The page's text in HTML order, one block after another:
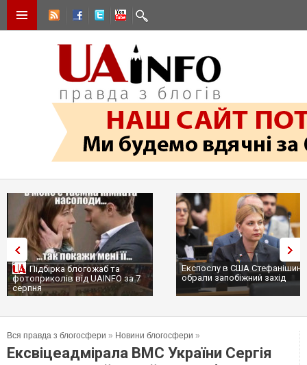
Підбірка блогожаб та
фотоприколів від UAINFO за 7
серпня
Експослу в США
обрали запобіжний захід
Вся правда з блогосфери » Новини блогосфери »
Ексвіцеадмірала ВМС України Сергія